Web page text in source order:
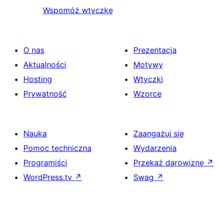
Wspomóż wtyczkę
O nas
Aktualności
Hosting
Prywatność
Prezentacja
Motywy
Wtyczki
Wzorce
Nauka
Pomoc techniczna
Programiści
WordPress.tv ↗
Zaangażuj się
Wydarzenia
Przekaż darowiznę ↗
Swag ↗